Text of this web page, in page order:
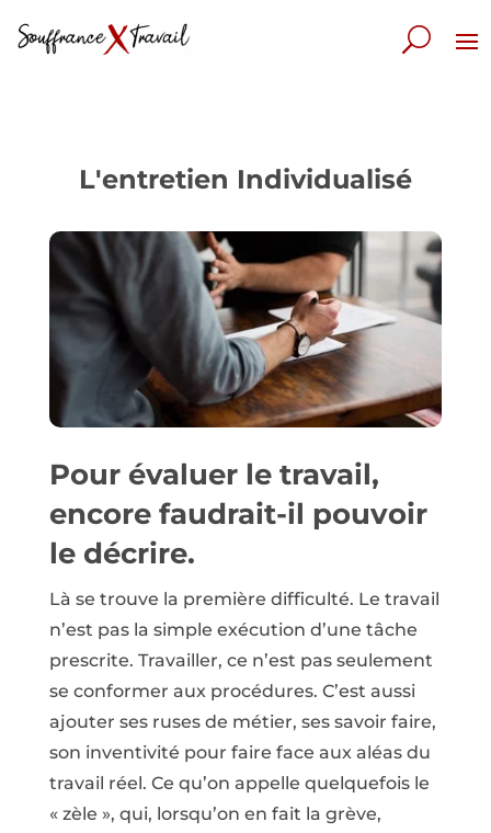
L'entretien Individualisé
Pour évaluer le travail,
encore faudrait-il pouvoir
le décrire.
Là se trouve la première difficulté. Le travail
n’est pas la simple exécution d’une tâche
prescrite. Travailler, ce n’est pas seulement
se conformer aux procédures. C’est aussi
ajouter ses ruses de métier, ses savoir faire,
son inventivité pour faire face aux aléas du
travail réel. Ce qu’on appelle quelquefois le
« zèle », qui, lorsqu’on en fait la grève,